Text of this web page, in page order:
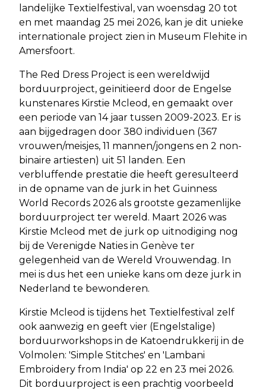
landelijke Textielfestival, van woensdag 20 tot
en met maandag 25 mei 2026, kan je dit unieke
internationale project zien in Museum Flehite in
Amersfoort.
The Red Dress Project is een wereldwijd
borduurproject, geïnitieerd door de Engelse
kunstenares Kirstie Mcleod, en gemaakt over
een periode van 14 jaar tussen 2009-2023. Er is
aan bijgedragen door 380 individuen (367
vrouwen/meisjes, 11 mannen/jongens en 2 non-
binaire artiesten) uit 51 landen. Een
verbluffende prestatie die heeft geresulteerd
in de opname van de jurk in het Guinness
World Records 2026 als grootste gezamenlijke
borduurproject ter wereld. Maart 2026 was
Kirstie Mcleod met de jurk op uitnodiging nog
bij de Verenigde Naties in Genève ter
gelegenheid van de Wereld Vrouwendag. In
mei is dus het een unieke kans om deze jurk in
Nederland te bewonderen.
Kirstie Mcleod is tijdens het Textielfestival zelf
ook aanwezig en geeft vier (Engelstalige)
borduurworkshops in de Katoendrukkerij in de
Volmolen: 'Simple Stitches' en 'Lambani
Embroidery from India' op 22 en 23 mei 2026.
Dit borduurproject is een prachtig voorbeeld